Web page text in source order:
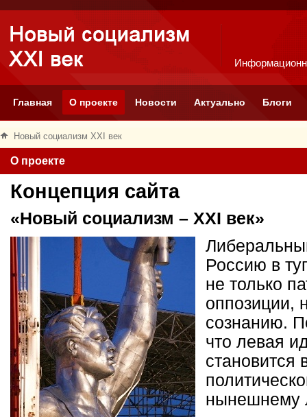
Главная О проекте Новости Актуально Блоги
Новый социализм XXI век
О проекте
Концепция сайта
«Новый социализм – XXI век»
Россию в
не только
оппозиции,
сознанию.
что левая
становится
нынешнему